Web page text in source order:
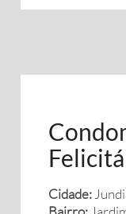
Felicitá
Cidade: